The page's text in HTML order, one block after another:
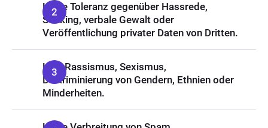
Keine Toleranz gegenüber Hassrede,
Stalking, verbale Gewalt oder
Veröffentlichung privater Daten von Dritten.
Kein Rassismus, Sexismus,
Diskriminierung von Gendern, Ethnien oder
Minderheiten.